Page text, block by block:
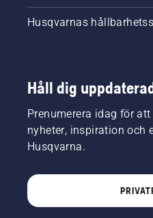
Husqvarnas
Håll dig
Prenumerera idag för
nyheter, inspiration och
Husqvarna.